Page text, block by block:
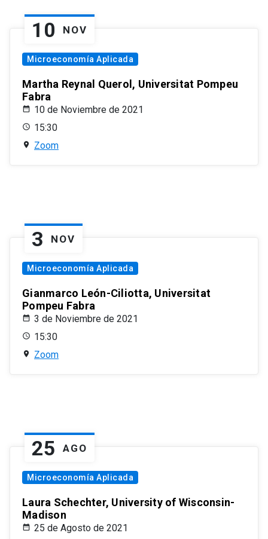
10 NOV
Microeconomía Aplicada
Martha Reynal Querol, Universitat Pompeu
Fabra
10 de Noviembre de 2021
15:30
Zoom
3 NOV
Microeconomía Aplicada
Gianmarco León-Ciliotta, Universitat
Pompeu Fabra
3 de Noviembre de 2021
15:30
Zoom
25 AGO
Microeconomía Aplicada
Laura Schechter, University of Wisconsin-
Madison
25 de Agosto de 2021